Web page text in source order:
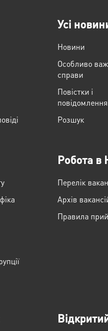
Усі
Новини
Особливо
справи
Повістки і
повідомлення
Розшук
Робота в
Перелік
Архів
Правила